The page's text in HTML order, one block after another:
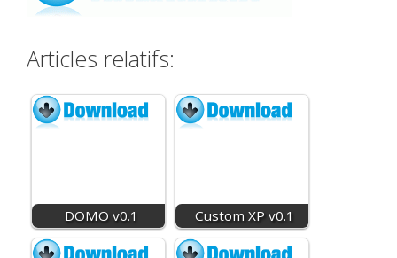
Articles relatifs:
DOMO v0.1 Custom XP v0.1